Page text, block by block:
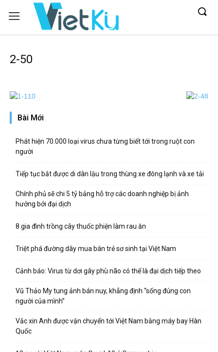
2-50
Bài Mới
Phát hiện 70.000 loại virus chưa từng biết tới trong ruột con
người
Tiếp tục bắt được di dân lậu trong thùng xe đông lạnh và xe tải
Chính phủ sẽ chi 5 tỷ bảng hỗ trợ các doanh nghiệp bị ảnh
hưởng bởi đại dịch
8 gia đình trồng cây thuốc phiện làm rau ăn
Triệt phá đường dây mua bán trẻ sơ sinh tại Việt Nam
Cảnh báo: Virus từ dơi gây phù não có thể là đại dịch tiếp theo
Vũ Thảo My tung ảnh bán nuy, khẳng định “sống đúng con
người của mình”
Vắc xin Anh được vận chuyển tới Việt Nam bằng máy bay Hàn
Quốc